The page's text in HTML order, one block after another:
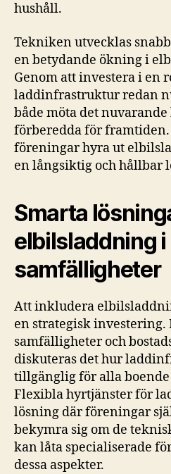
hushåll.
Tekniken utvecklas
en betydande ökning i
Genom att investera i en
laddinfrastruktur redan
både möta det nuvarande
förberedda för
föreningar hyra ut
en långsiktig och hållbar
Smarta
elbilsladdning i
samfälligheter
Att inkludera
en strategisk investering.
samfälligheter och
diskuteras det hur
tillgänglig för alla boende
Flexibla hyrtjänster för
lösning där föreningar
bekymra sig om de
kan låta specialiserade
dessa aspekter.